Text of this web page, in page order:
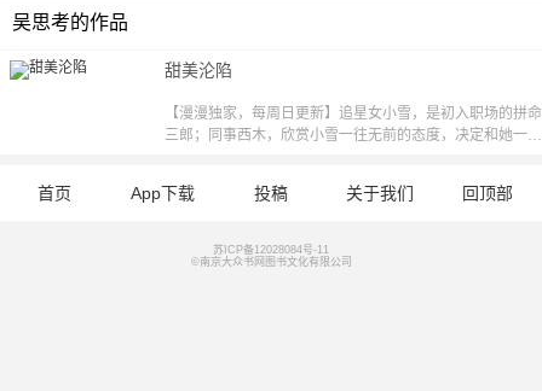
吴思考的作品
甜美沦陷
【漫漫独家，每周日更新】追星女小雪，是初入职场的拼命
三郎；同事西木，欣赏小雪一往无前的态度，决定和她一起
首页 App下载 投稿 关于我们 回顶部
苏ICP备12028084号-11
©南京大众书网图书文化有限公司